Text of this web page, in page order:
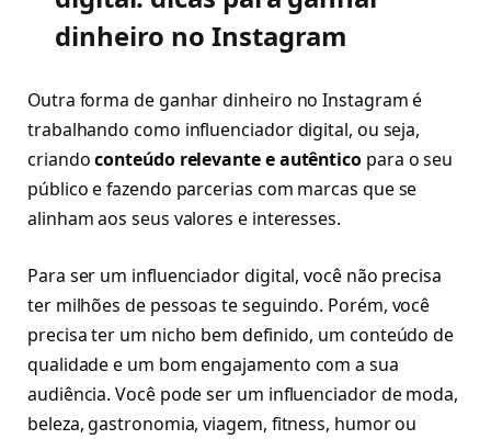
dinheiro no Instagram
Outra forma de ganhar dinheiro no Instagram é
trabalhando como influenciador digital, ou seja,
criandoconteúdo relevante e autênticopara o seu
público e fazendo parcerias com marcas que se
alinham aos seus valores e interesses.
Para ser um influenciador digital, você não precisa
ter milhões de pessoas te seguindo. Porém, você
precisa ter um nicho bem definido, um conteúdo de
qualidade e um bom engajamento com a sua
audiência. Você pode ser um influenciador de moda,
beleza, gastronomia, viagem, fitness, humor ou